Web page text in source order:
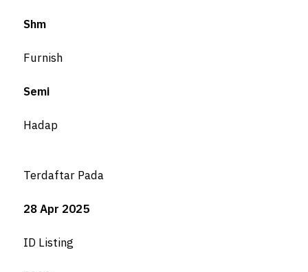
Shm
Furnish
Semi
Hadap
Terdaftar Pada
28 Apr 2025
ID Listing